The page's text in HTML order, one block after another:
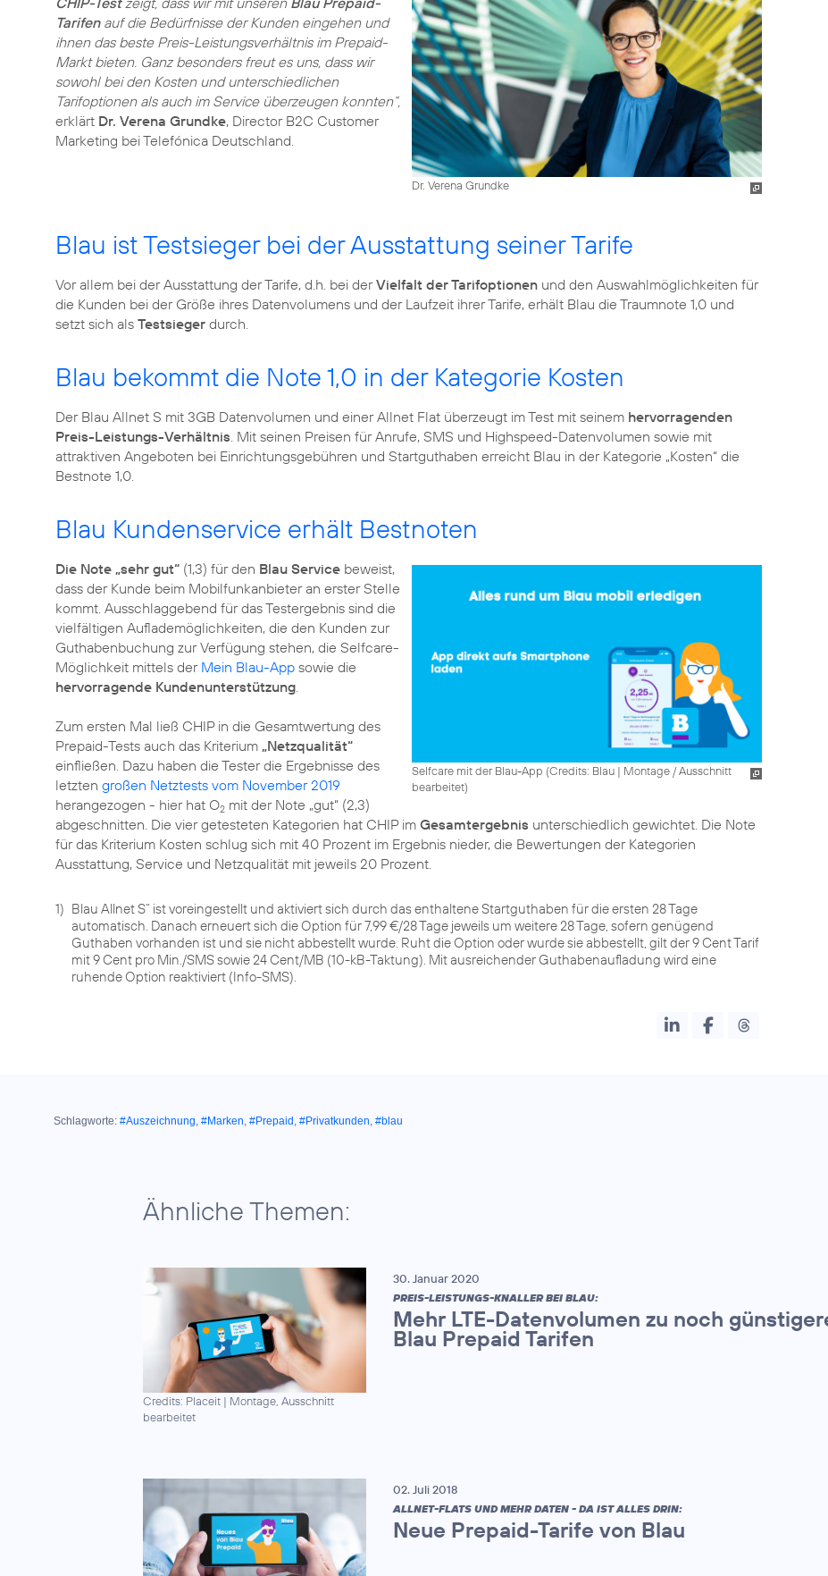
Dr. Verena Grundke
Tarifenauf die Bedürfnisse der Kunden eingehen und
ihnen das beste Preis-Leistungsverhältnis im Prepaid-
Markt bieten. Ganz besonders freut es uns, dass wir
sowohl bei den Kosten und unterschiedlichen
Tarifoptionen als auch im Service überzeugen konnten“,
erklärt Dr. Verena Grundke, Director B2C Customer
Marketing bei Telefónica Deutschland.
Blau ist Testsieger bei der Ausstattung seiner Tarife
Vor allem bei der Ausstattung der Tarife, d.h. bei derVielfalt der Tarifoptionen und den Auswahlmöglichkeiten für
die Kunden bei der Größe ihres Datenvolumens und der Laufzeit ihrer Tarife, erhält Blau die Traumnote 1,0 und
setzt sich als Testsieger durch.
Blau bekommt die Note 1,0 in der Kategorie Kosten
Der Blau Allnet S mit 3GB Datenvolumen und einer Allnet Flat überzeugt im Test mit seinem hervorragenden
Preis-Leistungs-Verhältnis . Mit seinen Preisen für Anrufe, SMS und Highspeed-Datenvolumen sowie mit
attraktiven Angeboten bei Einrichtungsgebühren und Startguthaben erreicht Blau in der Kategorie „Kosten“ die
Bestnote 1,0.
Blau Kundenservice erhält Bestnoten
Selfcare mit der Blau-App (Credits: Blau| Montage / Ausschnitt
bearbeitet)
Die Note „sehr gut“ (1,3) für den Blau Service beweist,
dass der Kunde beim Mobilfunkanbieter an erster Stelle
kommt. Ausschlaggebend für das Testergebnis sind die
vielfältigen Auflademöglichkeiten, die den Kunden zur
Guthabenbuchung zur Verfügung stehen, die Selfcare-
Möglichkeit mittels der Mein Blau-App sowie die
hervorragende Kundenunterstützung
Zum ersten Mal ließ CHIP in die Gesamtwertung des
Prepaid-Tests auch das Kriterium „Netzqualität“
einfließen. Dazu haben die Tester die Ergebnisse des
letzten großen Netztests vom November 2019
herangezogen - hier hat O2 mit der Note „gut“ (2,3)
abgeschnitten. Die vier getesteten Kategorien hat CHIP im Gesamtergebnis unterschiedlich gewichtet. Die Note
für das Kriterium Kosten schlug sich mit 40 Prozent im Ergebnis nieder, die Bewertungen der Kategorien
Ausstattung, Service und Netzqualität mit jeweils 20 Prozent.
1) Blau Allnet S“ ist voreingestellt und aktiviert sich durch das enthaltene Startguthaben für die ersten 28 Tage
automatisch. Danach erneuert sich die Option für 7,99 €/28 Tage jeweils um weitere 28 Tage, sofern genügend
Guthaben vorhanden ist und sie nicht abbestellt wurde. Ruht die Option oder wurde sie abbestellt, gilt der 9 Cent Tarif
mit 9 Cent pro Min./SMS sowie 24 Cent/MB (10-kB-Taktung). Mit ausreichender Guthabenaufladung wird eine
ruhende Option reaktiviert (Info-SMS).
Schlagworte: #Auszeichnung, #Marken, #Prepaid, #Privatkunden, #blau
Ähnliche Themen:
Credits: Placeit | Montage, Ausschnitt
bearbeitet
30. Januar 2020
PREIS-LEISTUNGS-KNALLER BEI BLAU:
Mehr LTE-Datenvolumen zu noch
Blau Prepaid Tarifen
02. Juli 2018
ALLNET-FLATS UND MEHR DATEN - DA IST ALLES DRIN:
Neue Prepaid-Tarife von Blau